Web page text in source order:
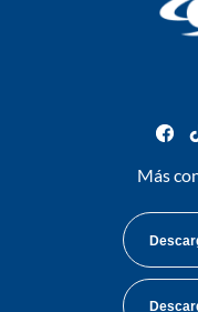
Más